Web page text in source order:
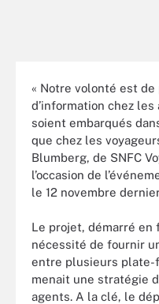
« Notre volonté est
d’information chez les
soient embarqués
que chez les
Blumberg, de SNFC
l’occasion de
le 12 novembre
Le projet, démarré en
nécessité de fournir
entre plusieurs plate-
menait une stratégie
agents. A la clé, le